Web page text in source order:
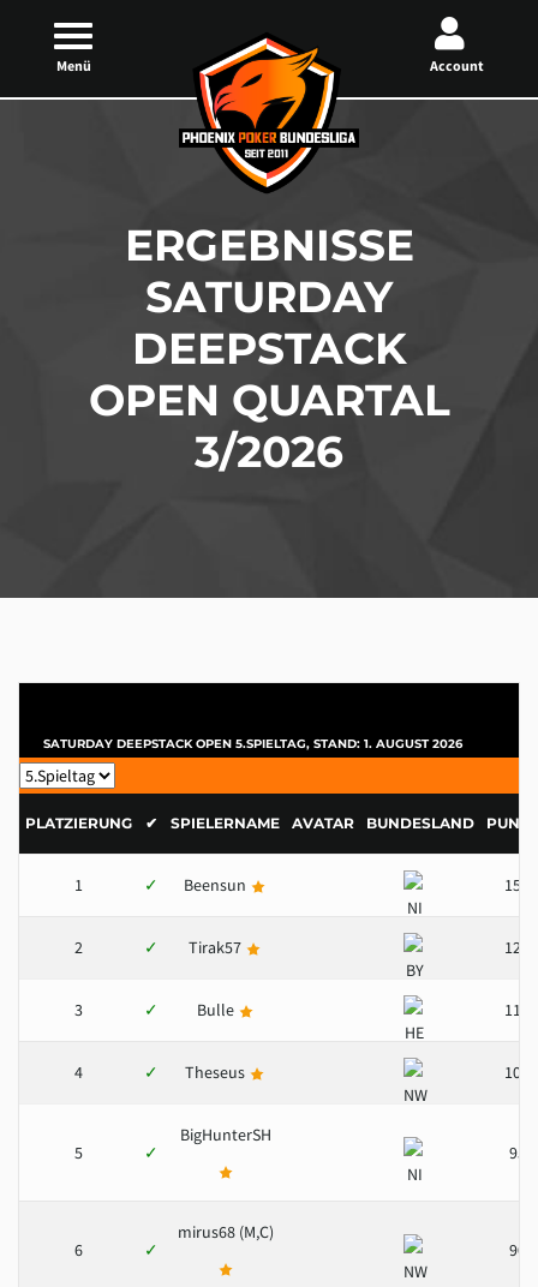
Menü Account
ERGEBNISSE
SATURDAY
DEEPSTACK
OPEN QUARTAL
3/2026
SATURDAY DEEPSTACK OPEN 5.SPIELTAG, STAND: 1. AUGUST 2026
PLATZIERUNG ✔ SPIELERNAME AVATAR BUNDESLAND
1 ✓ Beensun 150
2 ✓ Tirak57 125
3 ✓ Bulle 110
4 ✓ Theseus 100
5 ✓
BigHunterSH
95
6 ✓
mirus68 (M,C)
90